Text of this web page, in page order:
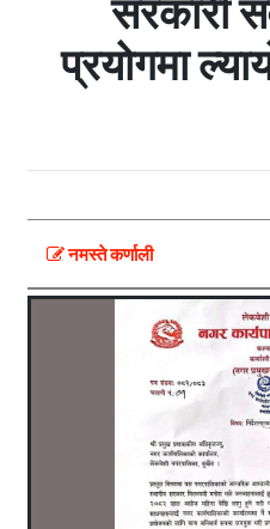
सरकारी
प्रयोगमा
नमस्ते कर्णाली